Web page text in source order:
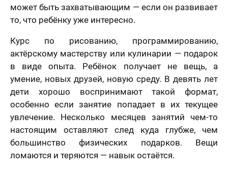
может быть захватывающим — если он развивает
то, что ребёнку уже интересно.
Курс по рисованию, программированию,
актёрскому мастерству или кулинарии — подарок
в виде опыта. Ребёнок получает не вещь, а
умение, новых друзей, новую среду. В девять лет
дети хорошо воспринимают такой формат,
особенно если занятие попадает в их текущее
увлечение. Несколько месяцев занятий чем-то
настоящим оставляют след куда глубже, чем
большинство физических подарков. Вещи
ломаются и теряются — навык остаётся.